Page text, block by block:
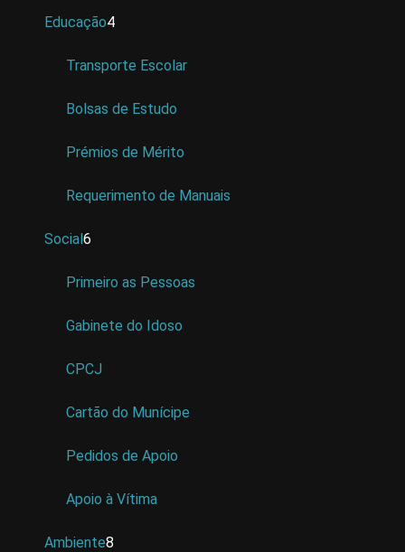
Educação4
Transporte Escolar
Bolsas de Estudo
Prémios de Mérito
Requerimento de Manuais
Social6
Primeiro as Pessoas
Gabinete do Idoso
CPCJ
Cartão do Munícipe
Pedidos de Apoio
Apoio à Vítima
Ambiente8